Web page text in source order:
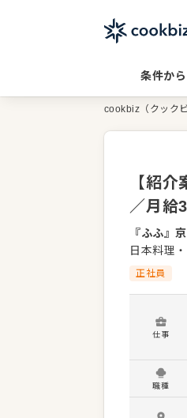
条件か
cookbiz（クック
【紹
／月給
『ふふ』
日本料理
正社員
仕事
職種